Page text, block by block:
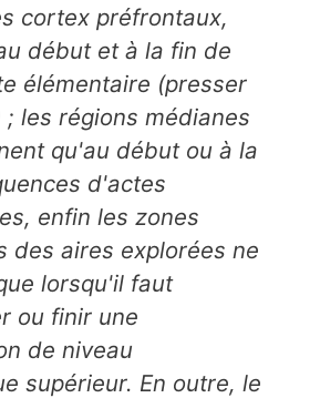
cortex préfrontaux,
début et à la fin de
élémentaire (presser
; les régions médianes
qu'au début ou à la
d'actes
enfin les zones
des aires explorées ne
lorsqu'il faut
ou finir une
de niveau
supérieur. En outre, le